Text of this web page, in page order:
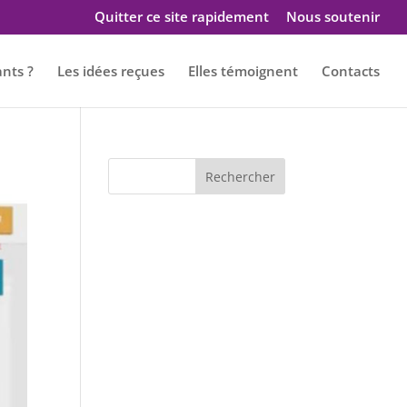
Quitter ce site rapidement Nous soutenir
? Les idées reçues Elles témoignent Contacts